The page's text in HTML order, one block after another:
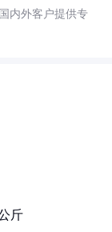
内外客户提供专
斤